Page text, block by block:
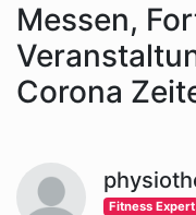
Messen,
Corona
Fitness Expert